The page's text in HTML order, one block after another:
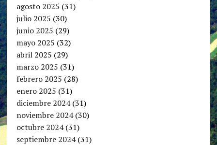
agosto 2025 (31)
julio 2025 (30)
junio 2025 (29)
mayo 2025 (32)
abril 2025 (29)
marzo 2025 (31)
febrero 2025 (28)
enero 2025 (31)
diciembre 2024(31)
noviembre 2024(30)
octubre 2024(31)
septiembre 2024(31)